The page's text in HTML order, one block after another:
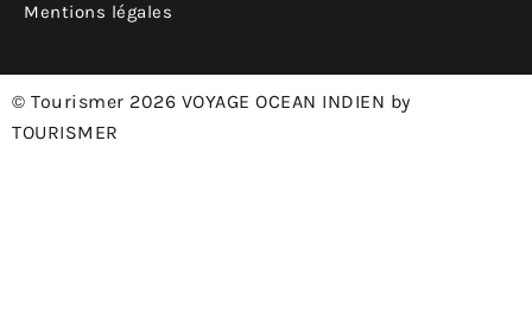
Mentions légales
© Tourismer 2026 VOYAGE OCEAN INDIEN by
TOURISMER